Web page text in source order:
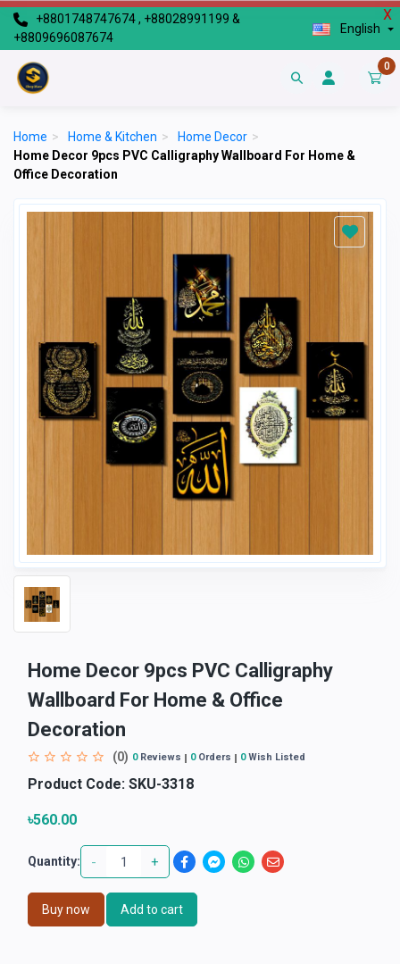
X
+8801748747674 , +88028991199 &
+8809696087674
English
0
Home > Home & Kitchen > Home Decor >
Home Decor 9pcs PVC Calligraphy Wallboard For Home &
Office Decoration
Home Decor 9pcs PVC Calligraphy
Wallboard For Home & Office
Decoration
(0) 0Reviews 0Orders 0Wish Listed
Product Code: SKU-3318
৳560.00
Quantity: - +
Buy now Add to cart